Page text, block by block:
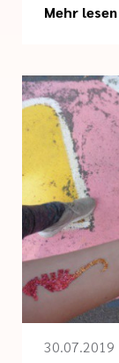
Mehr lesen
30.07.2019